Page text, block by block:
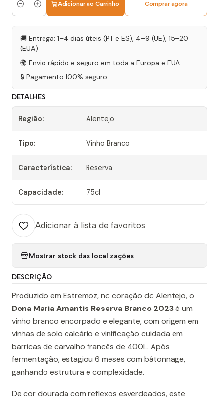
Quantidade
Adicionar ao Carrinho Comprar agora
🚚 Entrega: 1–4 dias úteis (PT e ES), 4–9 (UE), 15–20
(EUA)
🌍 Envio rápido e seguro em toda a Europa e EUA
🔒 Pagamento 100% seguro
DETALHES
Região: Alentejo
Tipo: Vinho Branco
Característica: Reserva
Capacidade: 75cl
Adicionar à lista de favoritos
Mostrar stock das localizações
DESCRIÇÃO
Produzido em Estremoz, no coração do Alentejo, o
Dona Maria Amantis Reserva Branco 2023é um
vinho branco encorpado e elegante, com origem em
vinhas de solo calcário e vinificação cuidada em
barricas de carvalho francês de 400L. Após
fermentação, estagiou 6 meses com bâtonnage,
ganhando estrutura e complexidade.
De cor dourada com reflexos esverdeados, este